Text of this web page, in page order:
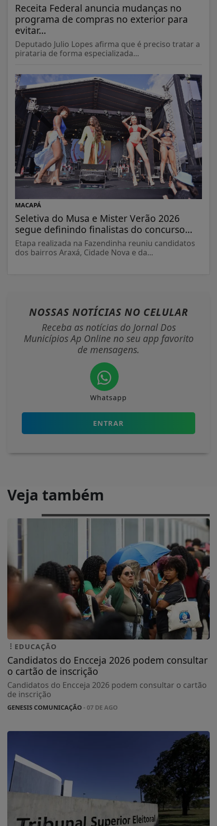
Receita Federal anuncia mudanças no
programa de compras no exterior para
evitar...
Deputado Julio Lopes afirma que é preciso tratar a
pirataria de forma especializada...
MACAPÁ
Seletiva do Musa e Mister Verão 2026
segue definindo finalistas do concurso...
Etapa realizada na Fazendinha reuniu candidatos
dos bairros Araxá, Cidade Nova e da...
NOSSAS NOTÍCIAS NO CELULAR
Receba as notícias do Jornal Dos
Municípios Ap Online no seu app favorito
de mensagens.
Whatsapp
ENTRAR
Veja também
EDUCAÇÃO
Candidatos do Encceja 2026 podem consultar
o cartão de inscrição
Candidatos do Encceja 2026 podem consultar o cartão
de inscrição
GENESIS COMUNICAÇÃO- 07 DE AGO